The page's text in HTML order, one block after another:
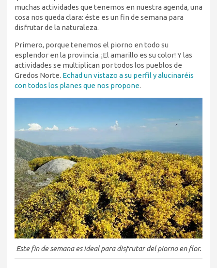
muchas actividades que tenemos en nuestra agenda, una
cosa nos queda clara: éste es un fin de semana para
disfrutar de la naturaleza.
Primero, porque tenemos el piorno en todo su
esplendor en la provincia. ¡El amarillo es su color! Y las
actividades se multiplican por todos los pueblos de
Gredos Norte. Echad un vistazo a su perfil y alucinaréis
con todos los planes que nos propone.
Este fin de semana es ideal para disfrutar del piorno en flor.